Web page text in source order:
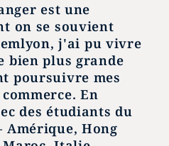
est une
on se souvient
j'ai pu vivre
bien plus grande
poursuivre mes
En
des étudiants du
Amérique, Hong